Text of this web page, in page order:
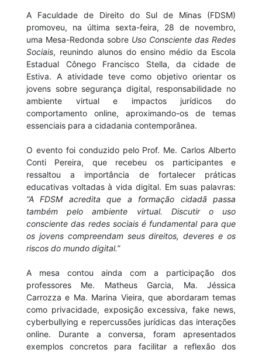
A Faculdade de Direito do Sul de Minas (FDSM)
promoveu, na última sexta-feira, 28 de novembro,
uma Mesa-Redonda sobre Uso Consciente das Redes
Sociais, reunindo alunos do ensino médio da Escola
Estadual Cônego Francisco Stella, da cidade de
Estiva. A atividade teve como objetivo orientar os
jovens sobre segurança digital, responsabilidade no
ambiente virtual e impactos jurídicos do
comportamento online, aproximando-os de temas
essenciais para a cidadania contemporânea.
O evento foi conduzido pelo Prof. Me. Carlos Alberto
Conti Pereira, que recebeu os participantes e
ressaltou a importância de fortalecer práticas
educativas voltadas à vida digital. Em suas palavras:
“A FDSM acredita que a formação cidadã passa
também pelo ambiente virtual. Discutir o uso
consciente das redes sociais é fundamental para que
os jovens compreendam seus direitos, deveres e os
riscos do mundo digital.”
A mesa contou ainda com a participação dos
professores Me. Matheus Garcia, Ma. Jéssica
Carrozza e Ma. Marina Vieira, que abordaram temas
como privacidade, exposição excessiva, fake news,
cyberbullying e repercussões jurídicas das interações
online. Durante a conversa, foram apresentados
exemplos concretos para facilitar a reflexão dos